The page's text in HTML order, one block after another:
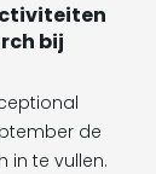
bij
de
in te vullen.